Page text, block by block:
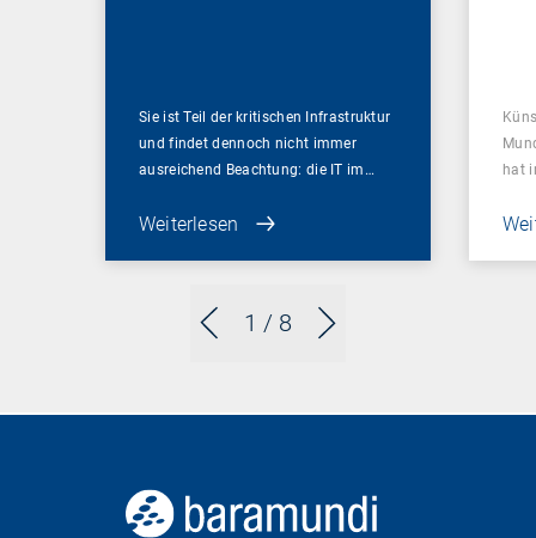
1 / 8
Sie ist Teil der kritischen Infrastruktur
und findet dennoch nicht immer
ausreichend Beachtung: die IT im…
Weiterlesen
hat